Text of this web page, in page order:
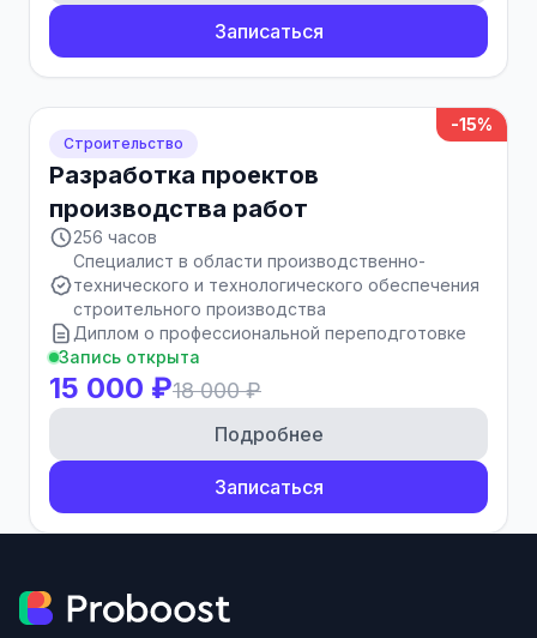
Записаться
-15%
Строительство
Разработка проектов
производства работ
256 часов
Специалист в области производственно-
технического и технологического обеспечения
строительного производства
Диплом о профессиональной переподготовке
Запись открыта
15 000 ₽18 000 ₽
Подробнее
Записаться